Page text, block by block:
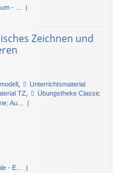
- …
Zeichnen und
,
Unterrichtsmaterial
TZ
Übungstheke Classic
Au…
- E…